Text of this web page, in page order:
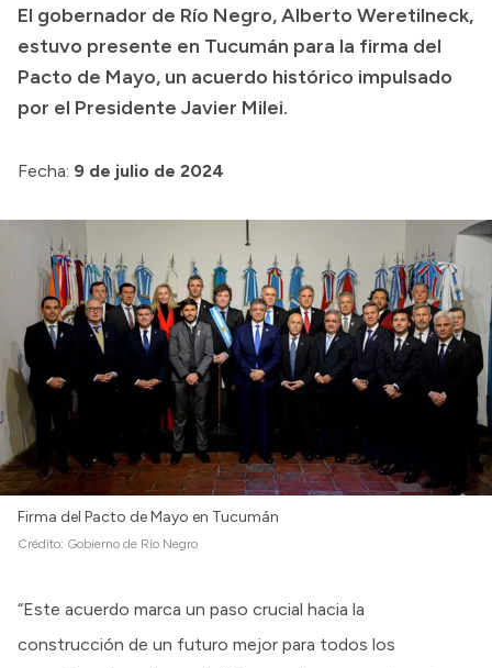
Acerca de Río Negro
Historia
Geografía
Transparencia
Presupuesto
Boletín Oficial
Compras y licitaciones
Consulta de expedientes
Consulta de pago a proveedores
Convocatorias
Intranet
Login
El gobernador de Río Negro, Alberto Weretilneck,
estuvo presente en Tucumán para la firma del
Pacto de Mayo, un acuerdo histórico impulsado
por el Presidente Javier Milei.
Fecha: 9 de julio de 2024
Firma del Pacto de Mayo en Tucumán
Crédito: Gobierno de Río Negro
“Este acuerdo marca un paso crucial hacia la
construcción de un futuro mejor para todos los